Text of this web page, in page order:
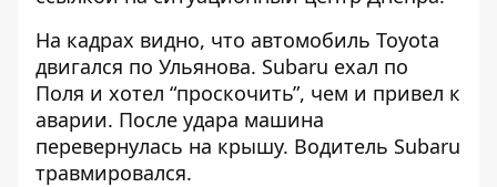
На кадрах видно, что автомобиль Toyota
двигался по Ульянова. Subaru ехал по
Поля и хотел “проскочить”, чем и привел к
аварии. После удара машина
перевернулась на крышу. Водитель Subaru
травмировался.